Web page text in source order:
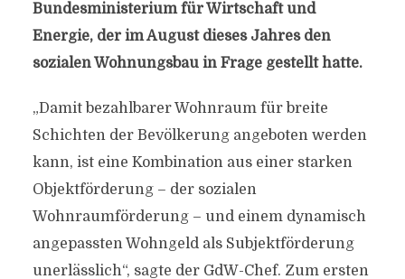
Bundesministerium für Wirtschaft und
Energie, der im August dieses Jahres den
sozialen Wohnungsbau in Frage gestellt hatte.
„Damit bezahlbarer Wohnraum für breite
Schichten der Bevölkerung angeboten werden
kann, ist eine Kombination aus einer starken
Objektförderung – der sozialen
Wohnraumförderung – und einem dynamisch
angepassten Wohngeld als Subjektförderung
unerlässlich“, sagte der GdW-Chef. Zum ersten